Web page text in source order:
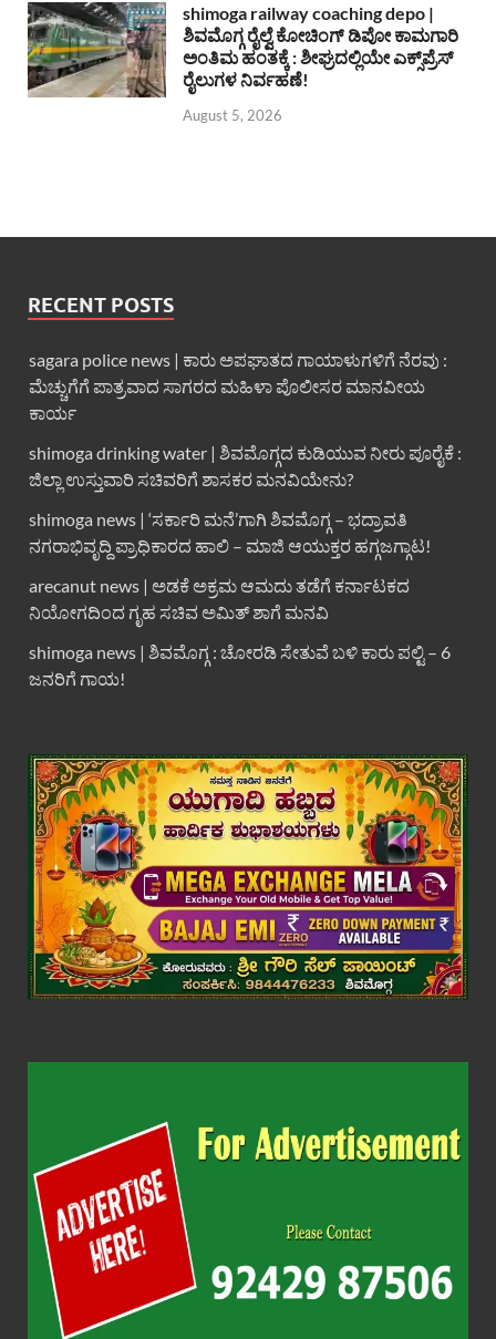
shimoga railway coaching depo |
ಶಿವಮೊಗ್ಗ ರೈಲ್ವೆ ಕೋಚಿಂಗ್ ಡಿಪೋ ಕಾಮಗಾರಿ
ಅಂತಿಮ ಹಂತಕ್ಕೆ : ಶೀಘ್ರದಲ್ಲಿಯೇ ಎಕ್ಸ್‌ಪ್ರೆಸ್
ರೈಲುಗಳ ನಿರ್ವಹಣೆ!
August 5, 2026
RECENT POSTS
sagara police news | ಕಾರು ಅಪಘಾತದ ಗಾಯಾಳುಗಳಿಗೆ ನೆರವು :
ಮೆಚ್ಚುಗೆಗೆ ಪಾತ್ರವಾದ ಸಾಗರದ ಮಹಿಳಾ ಪೊಲೀಸರ ಮಾನವೀಯ
ಕಾರ್ಯ
shimoga drinking water | ಶಿವಮೊಗ್ಗದ ಕುಡಿಯುವ ನೀರು ಪೂರೈಕೆ :
ಜಿಲ್ಲಾ ಉಸ್ತುವಾರಿ ಸಚಿವರಿಗೆ ಶಾಸಕರ ಮನವಿಯೇನು?
shimoga news | ‘ಸರ್ಕಾರಿ ಮನೆ’ಗಾಗಿ ಶಿವಮೊಗ್ಗ – ಭದ್ರಾವತಿ
ನಗರಾಭಿವೃದ್ದಿ ಪ್ರಾಧಿಕಾರದ ಹಾಲಿ – ಮಾಜಿ ಆಯುಕ್ತರ ಹಗ್ಗಜಗ್ಗಾಟ!
arecanut news | ಅಡಕೆ ಅಕ್ರಮ ಆಮದು ತಡೆಗೆ ಕರ್ನಾಟಕದ
ನಿಯೋಗದಿಂದ ಗೃಹ ಸಚಿವ ಅಮಿತ್ ಶಾಗೆ ಮನವಿ
shimoga news | ಶಿವಮೊಗ್ಗ : ಚೋರಡಿ ಸೇತುವೆ ಬಳಿ ಕಾರು ಪಲ್ಟಿ – 6
ಜನರಿಗೆ ಗಾಯ!